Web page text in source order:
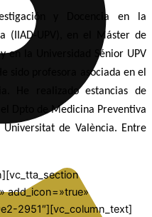
y Docencia en la
(IIAD-UPV), en el Máster de
en la Universidad Sénior UPV
sido profesora asociada en el
He realizado estancias de
el Dpto de Medicina Preventiva
de València. Entre
add_icon=»true»
2951″][vc_column_text]